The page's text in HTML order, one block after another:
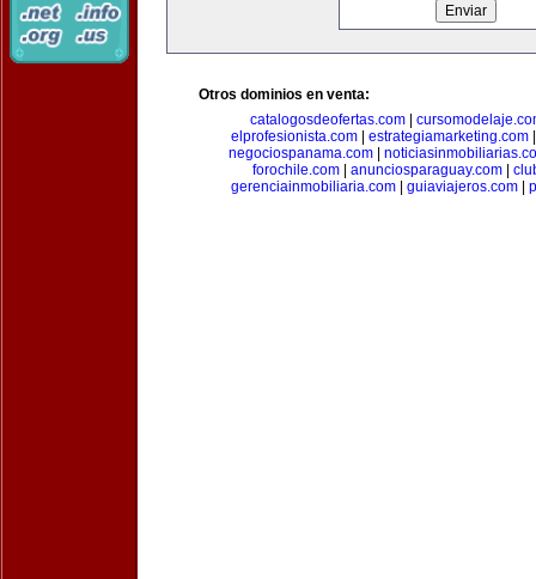
Otros dominios en venta:
catalogosdeofertas.com|
elprofesionista.com
estrategiamarketing.com
negociospanama.com
forochile.com| anunciosparaguay.com|
gerenciainmobiliaria.com
guiaviajeros.com